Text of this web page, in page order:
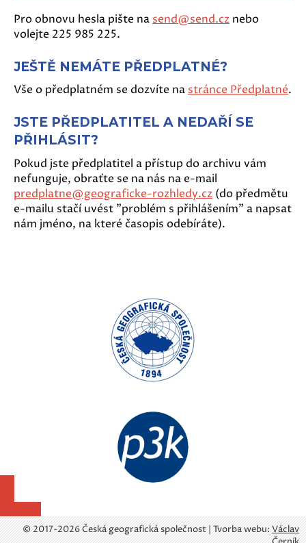
Pro obnovu hesla pište na send@send.cz nebo
volejte 225 985 225.
JEŠTĚ NEMÁTE PŘEDPLATNÉ?
Vše o předplatném se dozvíte na stránce Předplatné.
JSTE PŘEDPLATITEL A NEDAŘÍ SE
PŘIHLÁSIT?
Pokud jste předplatitel a přístup do archivu vám
nefunguje, obraťte se na nás na e-mail
predplatne@geograficke-rozhledy.cz (do předmětu
e-mailu stačí uvést "problém s přihlášením" a napsat
nám jméno, na které časopis odebíráte).
© 2017-2026 Česká geografická společnost | Tvorba webu:Václav